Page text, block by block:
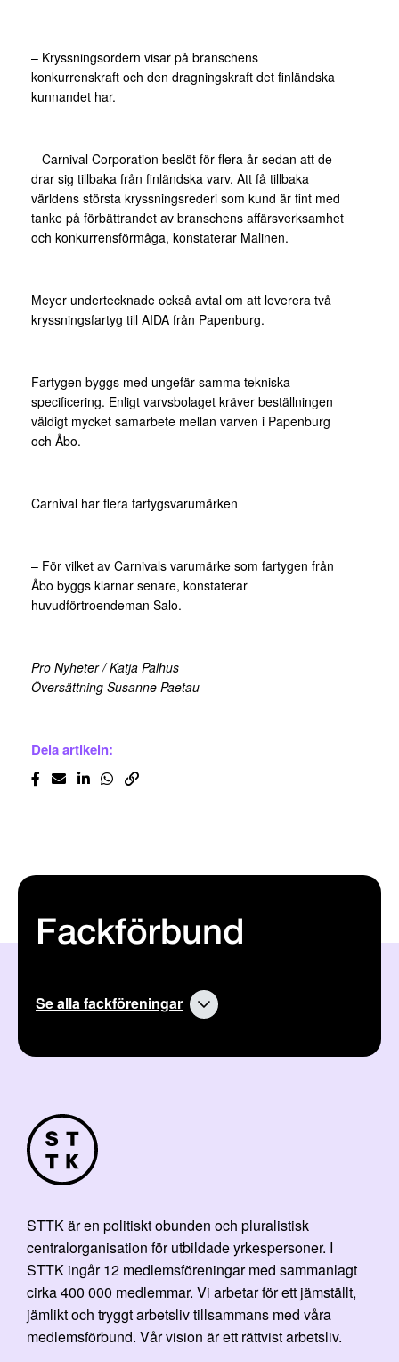
– Kryssningsordern visar på branschens
konkurrenskraft och den dragningskraft det finländska
kunnandet har.
– Carnival Corporation beslöt för flera år sedan att de
drar sig tillbaka från finländska varv. Att få tillbaka
världens största kryssningsrederi som kund är fint med
tanke på förbättrandet av branschens affärsverksamhet
och konkurrensförmåga, konstaterar Malinen.
Meyer undertecknade också avtal om att leverera två
kryssningsfartyg till AIDA från Papenburg.
Fartygen byggs med ungefär samma tekniska
specificering. Enligt varvsbolaget kräver beställningen
väldigt mycket samarbete mellan varven i Papenburg
och Åbo.
Carnival har flera fartygsvarumärken
– För vilket av Carnivals varumärke som fartygen från
Åbo byggs klarnar senare, konstaterar
huvudförtroendeman Salo.
Pro Nyheter / Katja Palhus
Översättning Susanne Paetau
Dela artikeln:
Fackförbund
Se alla fackföreningar
STTK är en politiskt obunden och pluralistisk
centralorganisation för utbildade yrkespersoner. I
STTK ingår 12 medlemsföreningar med sammanlagt
cirka 400 000 medlemmar. Vi arbetar för ett jämställt,
jämlikt och tryggt arbetsliv tillsammans med våra
medlemsförbund. Vår vision är ett rättvist arbetsliv.